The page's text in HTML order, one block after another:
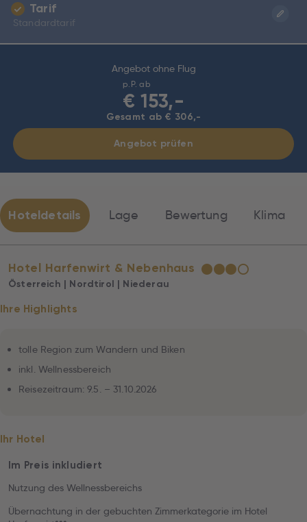
Angebot ohne Flug
p.P. ab
€ 153,-
Gesamt ab € 306,-
Angebot prüfen
Tarif
Standardtarif
Hoteldetails Lage Bewertung Klima
Hotel Harfenwirt & Nebenhaus ★★★☆
Österreich | Nordtirol | Niederau
Ihre Highlights
tolle Region zum Wandern und Biken
inkl. Wellnessbereich
Reisezeitraum: 9.5. – 31.10.2026
Ihr Hotel
Im Preis inkludiert
Nutzung des Wellnessbereichs
Übernachtung in der gebuchten Zimmerkategorie im Hotel